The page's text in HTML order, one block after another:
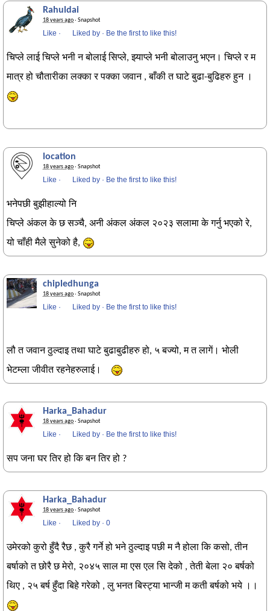
Rahuldai
18 years ago· Snapshot
Like · Liked by · Be the first to like this!
चिप्ले लाई चिप्ले भनी न बोलाई सिप्ले, झ्याप्ले भनी बोलाउनु भएन। चिप्ले र म
मात्र हो चौतारीका लक्का र पक्का जवान , बाँकी त घाटे बुढा-बुढिहरु हुन ।
location
18 years ago· Snapshot
Like · Liked by · Be the first to like this!
भनेपछी बुझीहाल्यो नि
चिप्ले अंकल के छ सञ्चै, अनी अंकल अंकल २०२३ सलामा के गर्नु भएको रे,
यो चाँही मैले सुनेको है,
chipledhunga
18 years ago· Snapshot
Like · Liked by · Be the first to like this!
लौ त जवान ठुल्दाइ तथा घाटे बुढाबुढीहरु हो, ५ बज्यो, म त लागें। भोली
भेटम्ला जीवीत रहनेहरुलाई।
Harka_Bahadur
18 years ago· Snapshot
Like · Liked by · Be the first to like this!
सप जना घर तिर हो कि बन तिर हो ?
Harka_Bahadur
18 years ago· Snapshot
Like · Liked by · 0
उमेरको कुरो हुँदै रैछ , कुरै गर्ने हो भने ठुल्दाइ पछी म नै होला कि कसो, तीन
बर्षाको त छोरै छ मेरो, २०४५ साल मा एस एल सि देको , तेती बेला २० बर्षको
थिए , २५ बर्ष हुँदा बिहे गरेको , लु भनत बिस्ट्या भान्जी म कती बर्षको भये ।।